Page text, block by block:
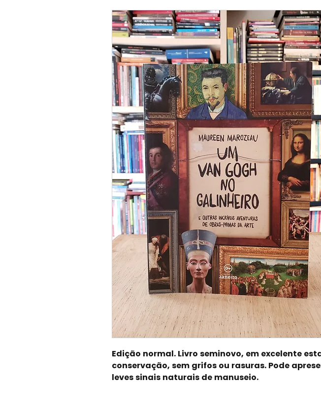
Edição normal. Livro seminovo, em excelente
conservação, sem grifos ou rasuras. Pode
leves sinais naturais de manuseio.